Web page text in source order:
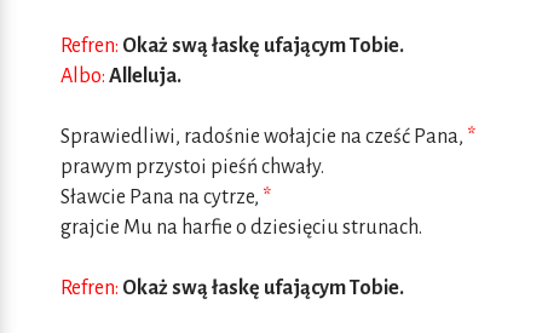
Refren: Okaż swą łaskę ufającym Tobie.
Albo: Alleluja.
Sprawiedliwi, radośnie wołajcie na cześć Pana, *
prawym przystoi pieśń chwały.
Sławcie Pana na cytrze, *
grajcie Mu na harfie o dziesięciu strunach.
Refren: Okaż swą łaskę ufającym Tobie.